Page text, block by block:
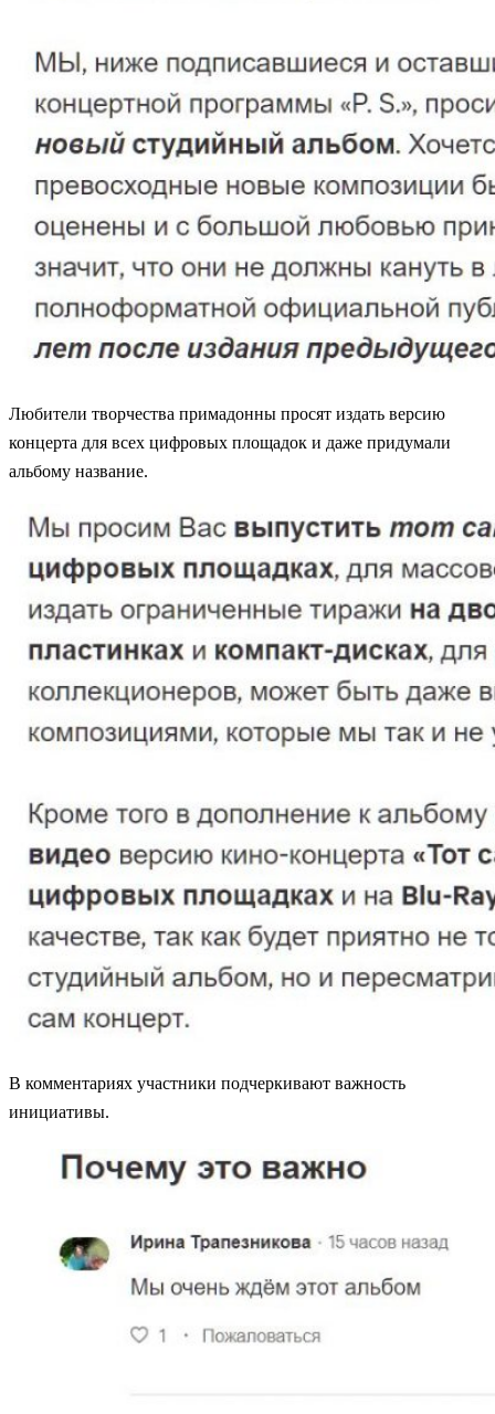
Любители творчества примадонны просят издать версию
концерта для всех цифровых площадок и даже придумали
альбому название.
В комментариях участники подчеркивают важность
инициативы.